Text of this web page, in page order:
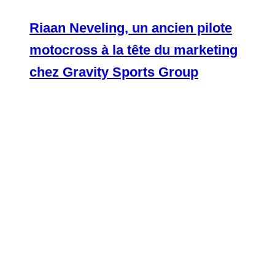
Riaan Neveling, un ancien pilote
motocross à la tête du marketing
chez Gravity Sports Group